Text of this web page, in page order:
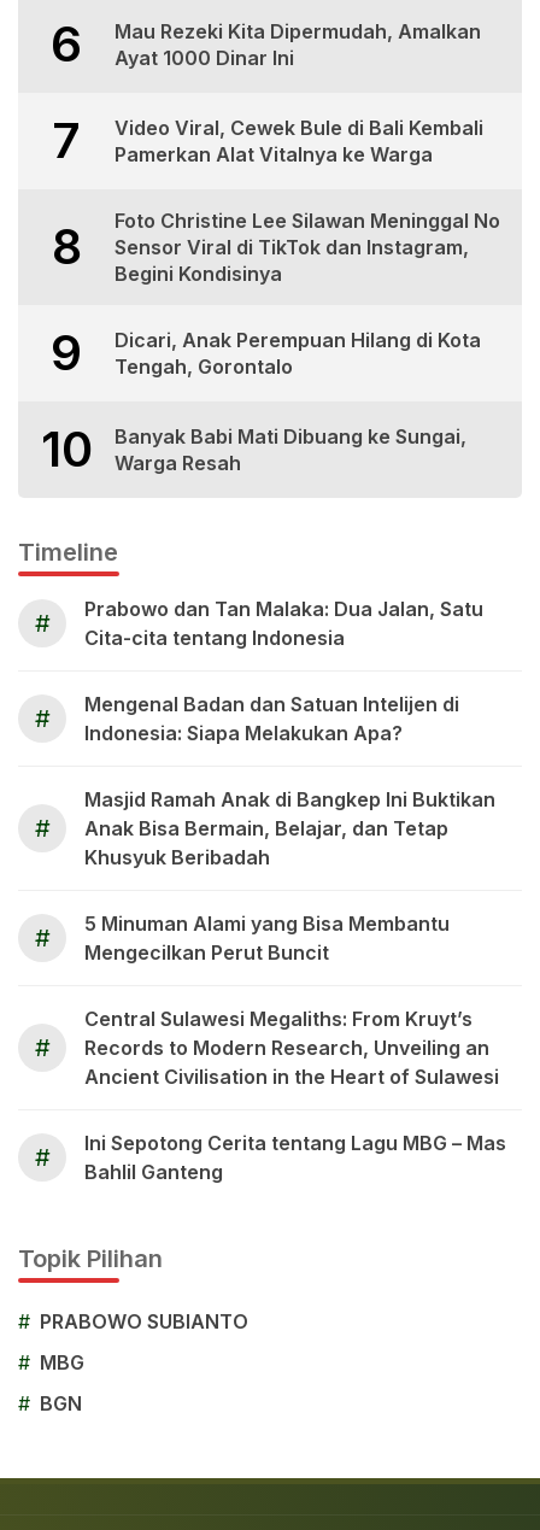
6
Mau Rezeki Kita Dipermudah, Amalkan
Ayat 1000 Dinar Ini
7
Video Viral, Cewek Bule di Bali Kembali
Pamerkan Alat Vitalnya ke Warga
8
Foto Christine Lee Silawan Meninggal No
Sensor Viral di TikTok dan Instagram,
Begini Kondisinya
9
Dicari, Anak Perempuan Hilang di Kota
Tengah, Gorontalo
10
Banyak Babi Mati Dibuang ke Sungai,
Warga Resah
Timeline
#
Prabowo dan Tan Malaka: Dua Jalan, Satu
Cita-cita tentang Indonesia
#
Mengenal Badan dan Satuan Intelijen di
Indonesia: Siapa Melakukan Apa?
#
Masjid Ramah Anak di Bangkep Ini Buktikan
Anak Bisa Bermain, Belajar, dan Tetap
Khusyuk Beribadah
#
5 Minuman Alami yang Bisa Membantu
Mengecilkan Perut Buncit
#
Central Sulawesi Megaliths: From Kruyt’s
Records to Modern Research, Unveiling an
Ancient Civilisation in the Heart of Sulawesi
#
Ini Sepotong Cerita tentang Lagu MBG – Mas
Bahlil Ganteng
Topik Pilihan
# PRABOWO SUBIANTO
# MBG
# BGN